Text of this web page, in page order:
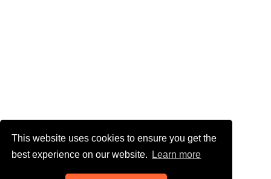
This website uses cookies to ensure you get the
best experience on our website.
Learn more